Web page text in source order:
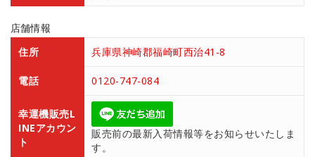
店舗情報
住所
兵庫県神崎郡福崎町西治41-8
電話 0120-747-084
幸運機販売L
INEアカウン
ト
販売前の最新入荷情報等をお知らせいたしま
す。